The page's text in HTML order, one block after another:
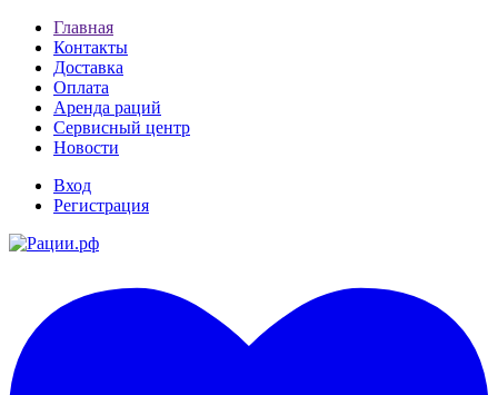
Главная
Контакты
Доставка
Оплата
Аренда раций
Сервисный центр
Новости
Вход
Регистрация